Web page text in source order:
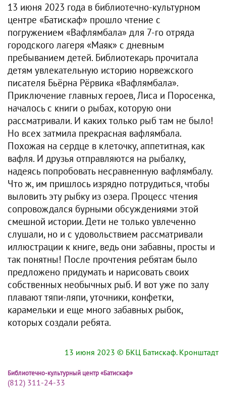
13 июня 2023 года в библиотечно-культурном
центре «Батискаф» прошло чтение с
погружением «Вафлямбала» для 7-го отряда
городского лагеря «Маяк» с дневным
пребыванием детей. Библиотекарь прочитала
детям увлекательную историю норвежского
писателя Бьёрна Рёрвика «Вафлямбала».
Приключение главных героев, Лиса и Поросенка,
началось с книги о рыбах, которую они
рассматривали. И каких только рыб там не было!
Но всех затмила прекрасная вафлямбала.
Похожая на сердце в клеточку, аппетитная, как
вафля. И друзья отправляются на рыбалку,
надеясь попробовать несравненную вафлямбалу.
Что ж, им пришлось изрядно потрудиться, чтобы
выловить эту рыбку из озера. Процесс чтения
сопровождался бурными обсуждениями этой
смешной истории. Дети не только увлеченно
слушали, но и с удовольствием рассматривали
иллюстрации к книге, ведь они забавны, просты и
так понятны! После прочтения ребятам было
предложено придумать и нарисовать своих
собственных необычных рыб. И вот уже по залу
плавают тяпи-ляпи, уточники, конфетки,
карамельки и еще много забавных рыбок,
которых создали ребята.
13 июня 2023 © БКЦ Батискаф. Кронштадт
Библиотечно-культурный центр «Батискаф»
(812) 311-24-33